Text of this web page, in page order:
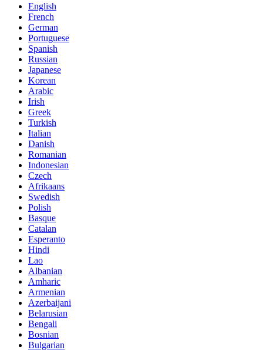
English
French
German
Portuguese
Spanish
Russian
Japanese
Korean
Arabic
Irish
Greek
Turkish
Italian
Danish
Romanian
Indonesian
Czech
Afrikaans
Swedish
Polish
Basque
Catalan
Esperanto
Hindi
Lao
Albanian
Amharic
Armenian
Azerbaijani
Belarusian
Bengali
Bosnian
Bulgarian